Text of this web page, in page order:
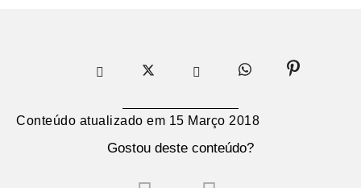
Conteúdo atualizado em 15 Março 2018
Gostou deste conteúdo?